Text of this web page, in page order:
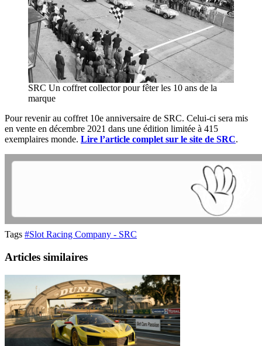
SRC Un coffret collector pour fêter les 10 ans de la
marque
Pour revenir au coffret 10e anniversaire de SRC. Celui-ci sera mis
en vente en décembre 2021 dans une édition limitée à 415
exemplaires monde. Lire l’article complet sur le site de SRC.
Tags #Slot Racing Company - SRC
Articles similaires